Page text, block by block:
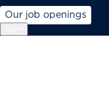
Our job openings